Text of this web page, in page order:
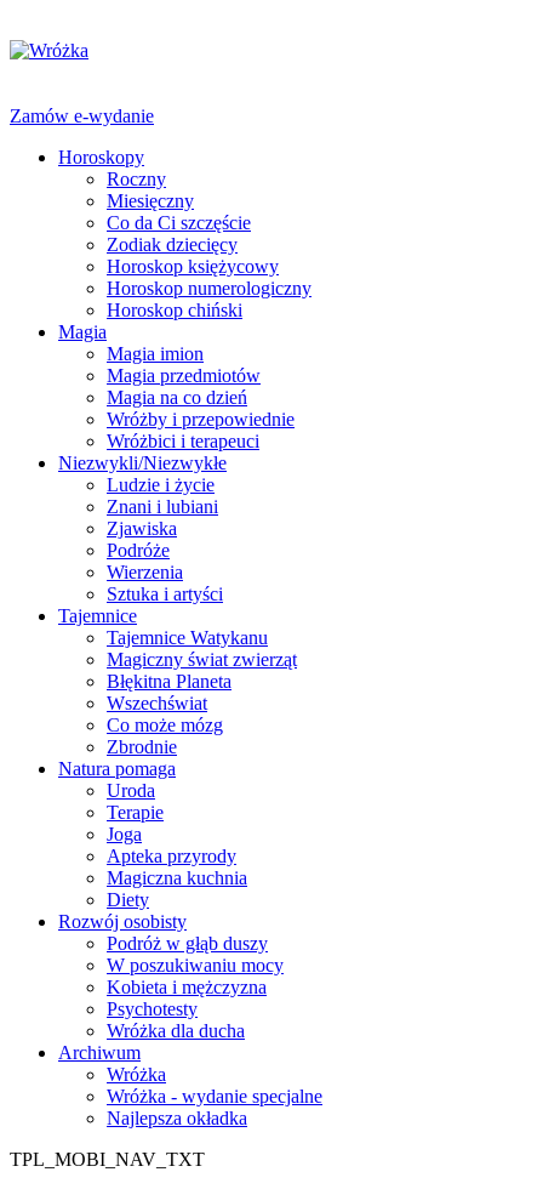
Zamów e-wydanie
Horoskopy
Roczny
Miesięczny
Co da Ci szczęście
Zodiak dziecięcy
Horoskop księżycowy
Horoskop numerologiczny
Horoskop chiński
Magia
Magia imion
Magia przedmiotów
Magia na co dzień
Wróżby i przepowiednie
Wróżbici i terapeuci
Niezwykli/Niezwykłe
Ludzie i życie
Znani i lubiani
Zjawiska
Podróże
Wierzenia
Sztuka i artyści
Tajemnice
Tajemnice Watykanu
Magiczny świat zwierząt
Błękitna Planeta
Wszechświat
Co może mózg
Zbrodnie
Natura pomaga
Uroda
Terapie
Joga
Apteka przyrody
Magiczna kuchnia
Diety
Rozwój osobisty
Podróż w głąb duszy
W poszukiwaniu mocy
Kobieta i mężczyzna
Psychotesty
Wróżka dla ducha
Archiwum
Wróżka
Wróżka - wydanie specjalne
Najlepsza okładka
TPL_MOBI_NAV_TXT